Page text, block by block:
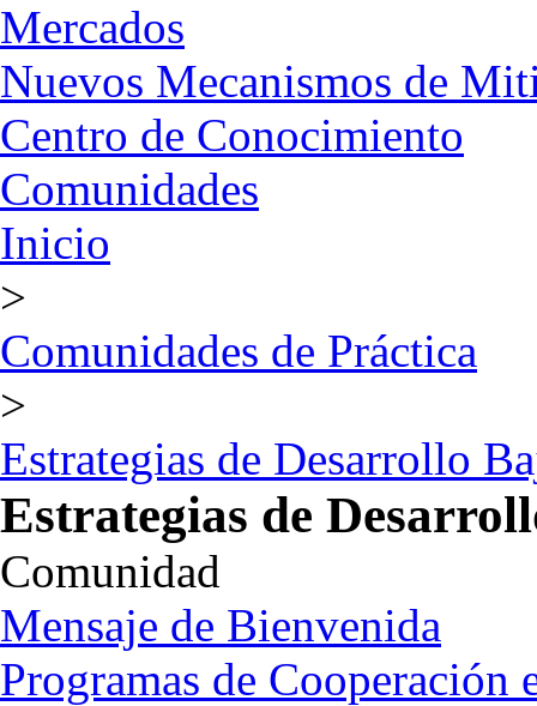
Mercados
Nuevos Mecanismos de
Centro de Conocimiento
Comunidades
Inicio
>
Comunidades de Práctica
>
Estrategias de Desarrollo
Estrategias de
Comunidad
Mensaje de Bienvenida
Programas de Cooperación